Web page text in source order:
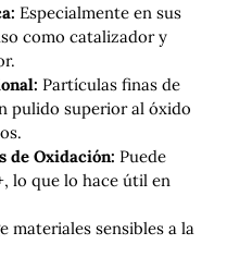
Especialmente en sus
como catalizador y
Partículas finas de
pulido superior al óxido
de Oxidación: Puede
lo que lo hace útil en
materiales sensibles a la